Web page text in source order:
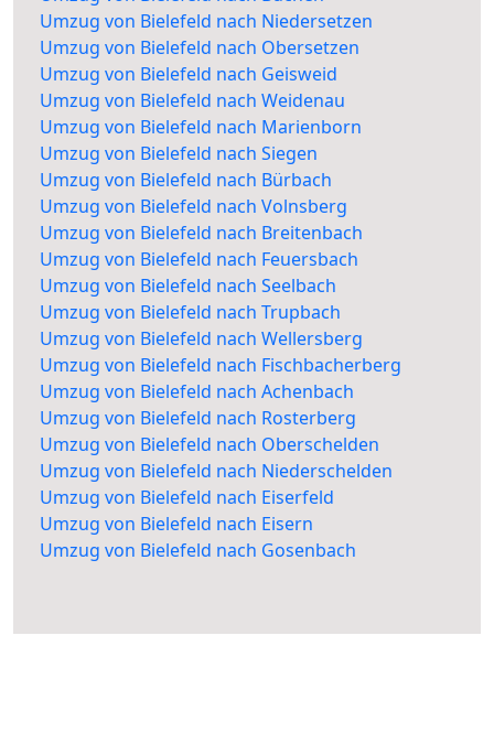
Umzug von Bielefeld nach Niedersetzen
Umzug von Bielefeld nach Obersetzen
Umzug von Bielefeld nach Geisweid
Umzug von Bielefeld nach Weidenau
Umzug von Bielefeld nach Marienborn
Umzug von Bielefeld nach Siegen
Umzug von Bielefeld nach Bürbach
Umzug von Bielefeld nach Volnsberg
Umzug von Bielefeld nach Breitenbach
Umzug von Bielefeld nach Feuersbach
Umzug von Bielefeld nach Seelbach
Umzug von Bielefeld nach Trupbach
Umzug von Bielefeld nach Wellersberg
Umzug von Bielefeld nach Fischbacherberg
Umzug von Bielefeld nach Achenbach
Umzug von Bielefeld nach Rosterberg
Umzug von Bielefeld nach Oberschelden
Umzug von Bielefeld nach Niederschelden
Umzug von Bielefeld nach Eiserfeld
Umzug von Bielefeld nach Eisern
Umzug von Bielefeld nach Gosenbach